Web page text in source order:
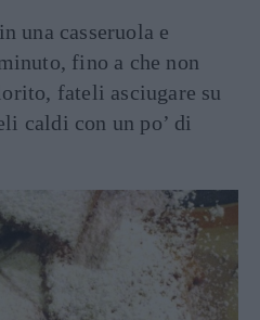
in una casseruola e
fino a che non
fateli asciugare su
caldi con un po’ di